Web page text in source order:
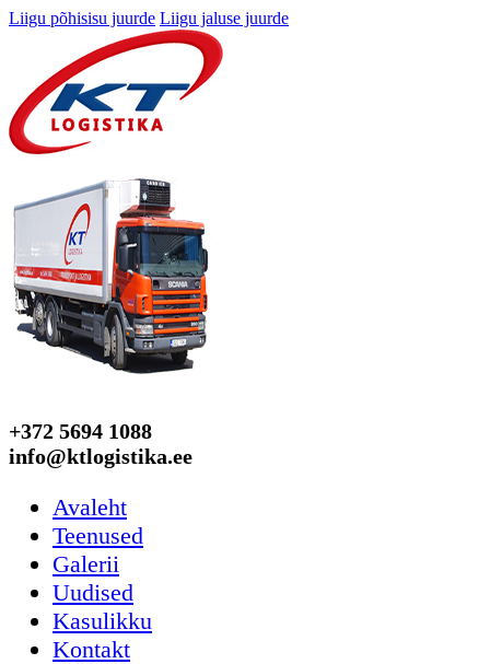
Liigu põhisisu juurde Liigu jaluse juurde
+372 5694 1088
info@ktlogistika.ee
Avaleht
Teenused
Galerii
Uudised
Kasulikku
Kontakt